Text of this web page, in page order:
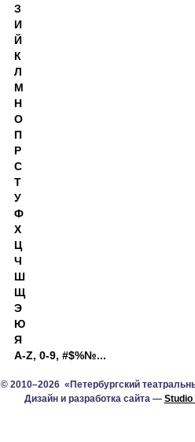
З
И
Й
К
Л
М
Н
О
П
Р
С
Т
У
Ф
Х
Ц
Ч
Ш
Щ
Э
Ю
Я
A-Z, 0-9, #$%№...
© 2010–2026 «Петербургский
Дизайн и разработка сайта — Studio